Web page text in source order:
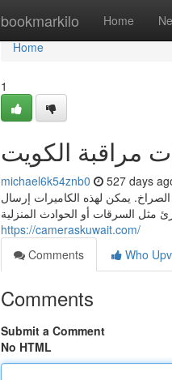
bookmarkilo Home
Home
Home
1
مراقبة الكويت
michael6k54znb0 527 days
الصراخ. يمكن لهذه الكاميرات إرسال
https://cameraskuwait.com/
Comments
Who
Comments
Submit a Comment
No HTML